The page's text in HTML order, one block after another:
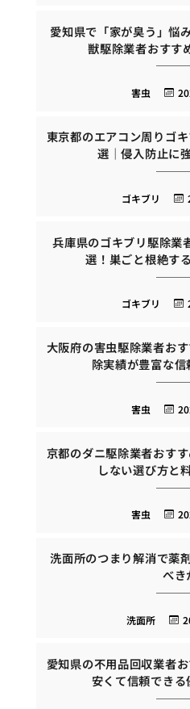
愛知県で「家が臭う」悩
獣駆除業者おすす
害虫
東京都のエアコン周りゴ
選｜侵入防止に
ゴキブリ
兵庫県のゴキブリ駆除業
選！巣ごと根絶す
ゴキブリ
大阪府の害虫駆除業者お
除実績が豊富な
害虫
京都のダニ駆除業者おす
しない選び方と
害虫
洗面所のつまり解消で薬
べき
洗面所
愛知県の不用品回収業者
安くて信頼でき